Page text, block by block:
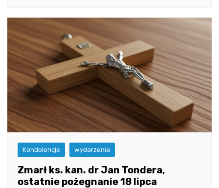
Kondolencje wydarzenia
Zmarł ks. kan. dr Jan Tondera,
ostatnie pożegnanie 18 lipca